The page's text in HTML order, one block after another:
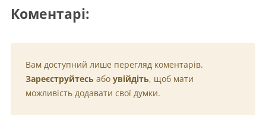
Коментарі:
Вам доступний лише перегляд коментарів.
Зареєструйтесь або увійдіть, щоб мати
можливість додавати свої думки.